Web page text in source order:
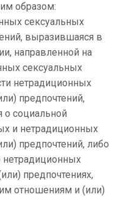
образом:
сексуальных
выразившаяся в
направленной на
сексуальных
нетрадиционных
предпочтений,
о социальной
и нетрадиционных
предпочтений, либо
предпочтениях,
отношениям и (или)